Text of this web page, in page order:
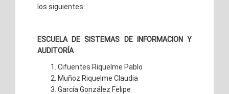
los siguientes:
ESCUELA DE SISTEMAS DE INFORMACION Y
AUDITORÍA
Cifuentes Riquelme Pablo
Muñoz Riquelme Claudia
García González Felipe